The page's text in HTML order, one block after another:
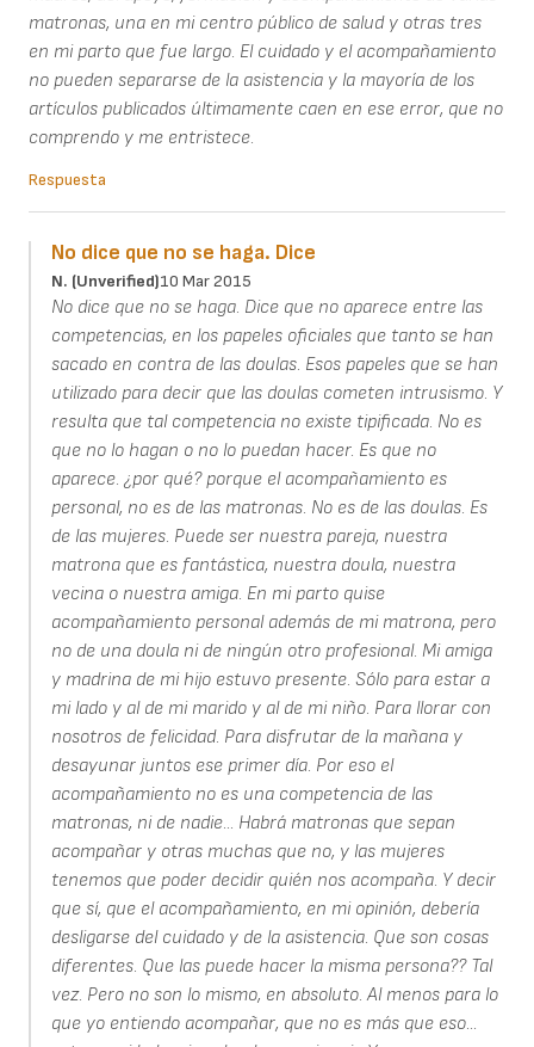
matronas, una en mi centro público de salud y otras tres
en mi parto que fue largo. El cuidado y el acompañamiento
no pueden separarse de la asistencia y la mayoría de los
artículos publicados últimamente caen en ese error, que no
comprendo y me entristece.
Respuesta
No dice que no se haga. Dice
N. (unverified)10 Mar 2015
No dice que no se haga. Dice que no aparece entre las
competencias, en los papeles oficiales que tanto se han
sacado en contra de las doulas. Esos papeles que se han
utilizado para decir que las doulas cometen intrusismo. Y
resulta que tal competencia no existe tipificada. No es
que no lo hagan o no lo puedan hacer. Es que no
aparece. ¿por qué? porque el acompañamiento es
personal, no es de las matronas. No es de las doulas. Es
de las mujeres. Puede ser nuestra pareja, nuestra
matrona que es fantástica, nuestra doula, nuestra
vecina o nuestra amiga. En mi parto quise
acompañamiento personal además de mi matrona, pero
no de una doula ni de ningún otro profesional. Mi amiga
y madrina de mi hijo estuvo presente. Sólo para estar a
mi lado y al de mi marido y al de mi niño. Para llorar con
nosotros de felicidad. Para disfrutar de la mañana y
desayunar juntos ese primer día. Por eso el
acompañamiento no es una competencia de las
matronas, ni de nadie... Habrá matronas que sepan
acompañar y otras muchas que no, y las mujeres
tenemos que poder decidir quién nos acompaña. Y decir
que sí, que el acompañamiento, en mi opinión, debería
desligarse del cuidado y de la asistencia. Que son cosas
diferentes. Que las puede hacer la misma persona?? Tal
vez. Pero no son lo mismo, en absoluto. Al menos para lo
que yo entiendo acompañar, que no es más que eso...